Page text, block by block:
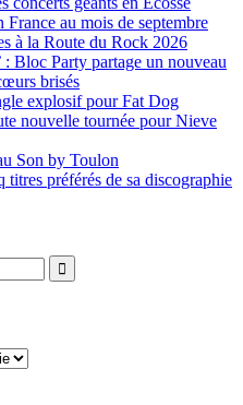
au mois de septembre
à la Route du Rock 2026
: Bloc Party partage un nouveau
brisés
explosif pour Fat Dog
nouvelle tournée pour Nieve
Son by Toulon
préférés de sa discographie